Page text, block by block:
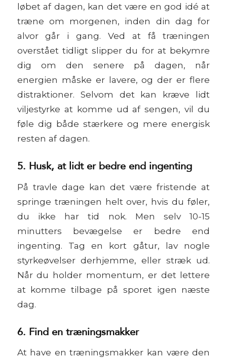
løbet af dagen, kan det være en god idé at
træne om morgenen, inden din dag for
alvor går i gang. Ved at få træningen
overstået tidligt slipper du for at bekymre
dig om den senere på dagen, når
energien måske er lavere, og der er flere
distraktioner. Selvom det kan kræve lidt
viljestyrke at komme ud af sengen, vil du
føle dig både stærkere og mere energisk
resten af dagen.
5. Husk, at lidt er bedre end ingenting
På travle dage kan det være fristende at
springe træningen helt over, hvis du føler,
du ikke har tid nok. Men selv 10-15
minutters bevægelse er bedre end
ingenting. Tag en kort gåtur, lav nogle
styrkeøvelser derhjemme, eller stræk ud.
Når du holder momentum, er det lettere
at komme tilbage på sporet igen næste
dag.
6. Find en træningsmakker
At have en træningsmakker kan være den